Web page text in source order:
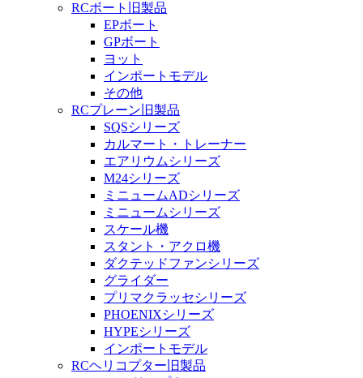
RCボート旧製品
EPボート
GPボート
ヨット
インポートモデル
その他
RCプレーン旧製品
SQSシリーズ
カルマート・トレーナー
エアリウムシリーズ
M24シリーズ
ミニュームADシリーズ
ミニュームシリーズ
スケール機
スタント・アクロ機
ダクテッドファンシリーズ
グライダー
プリマクラッセシリーズ
PHOENIXシリーズ
HYPEシリーズ
インポートモデル
RCヘリコプター旧製品